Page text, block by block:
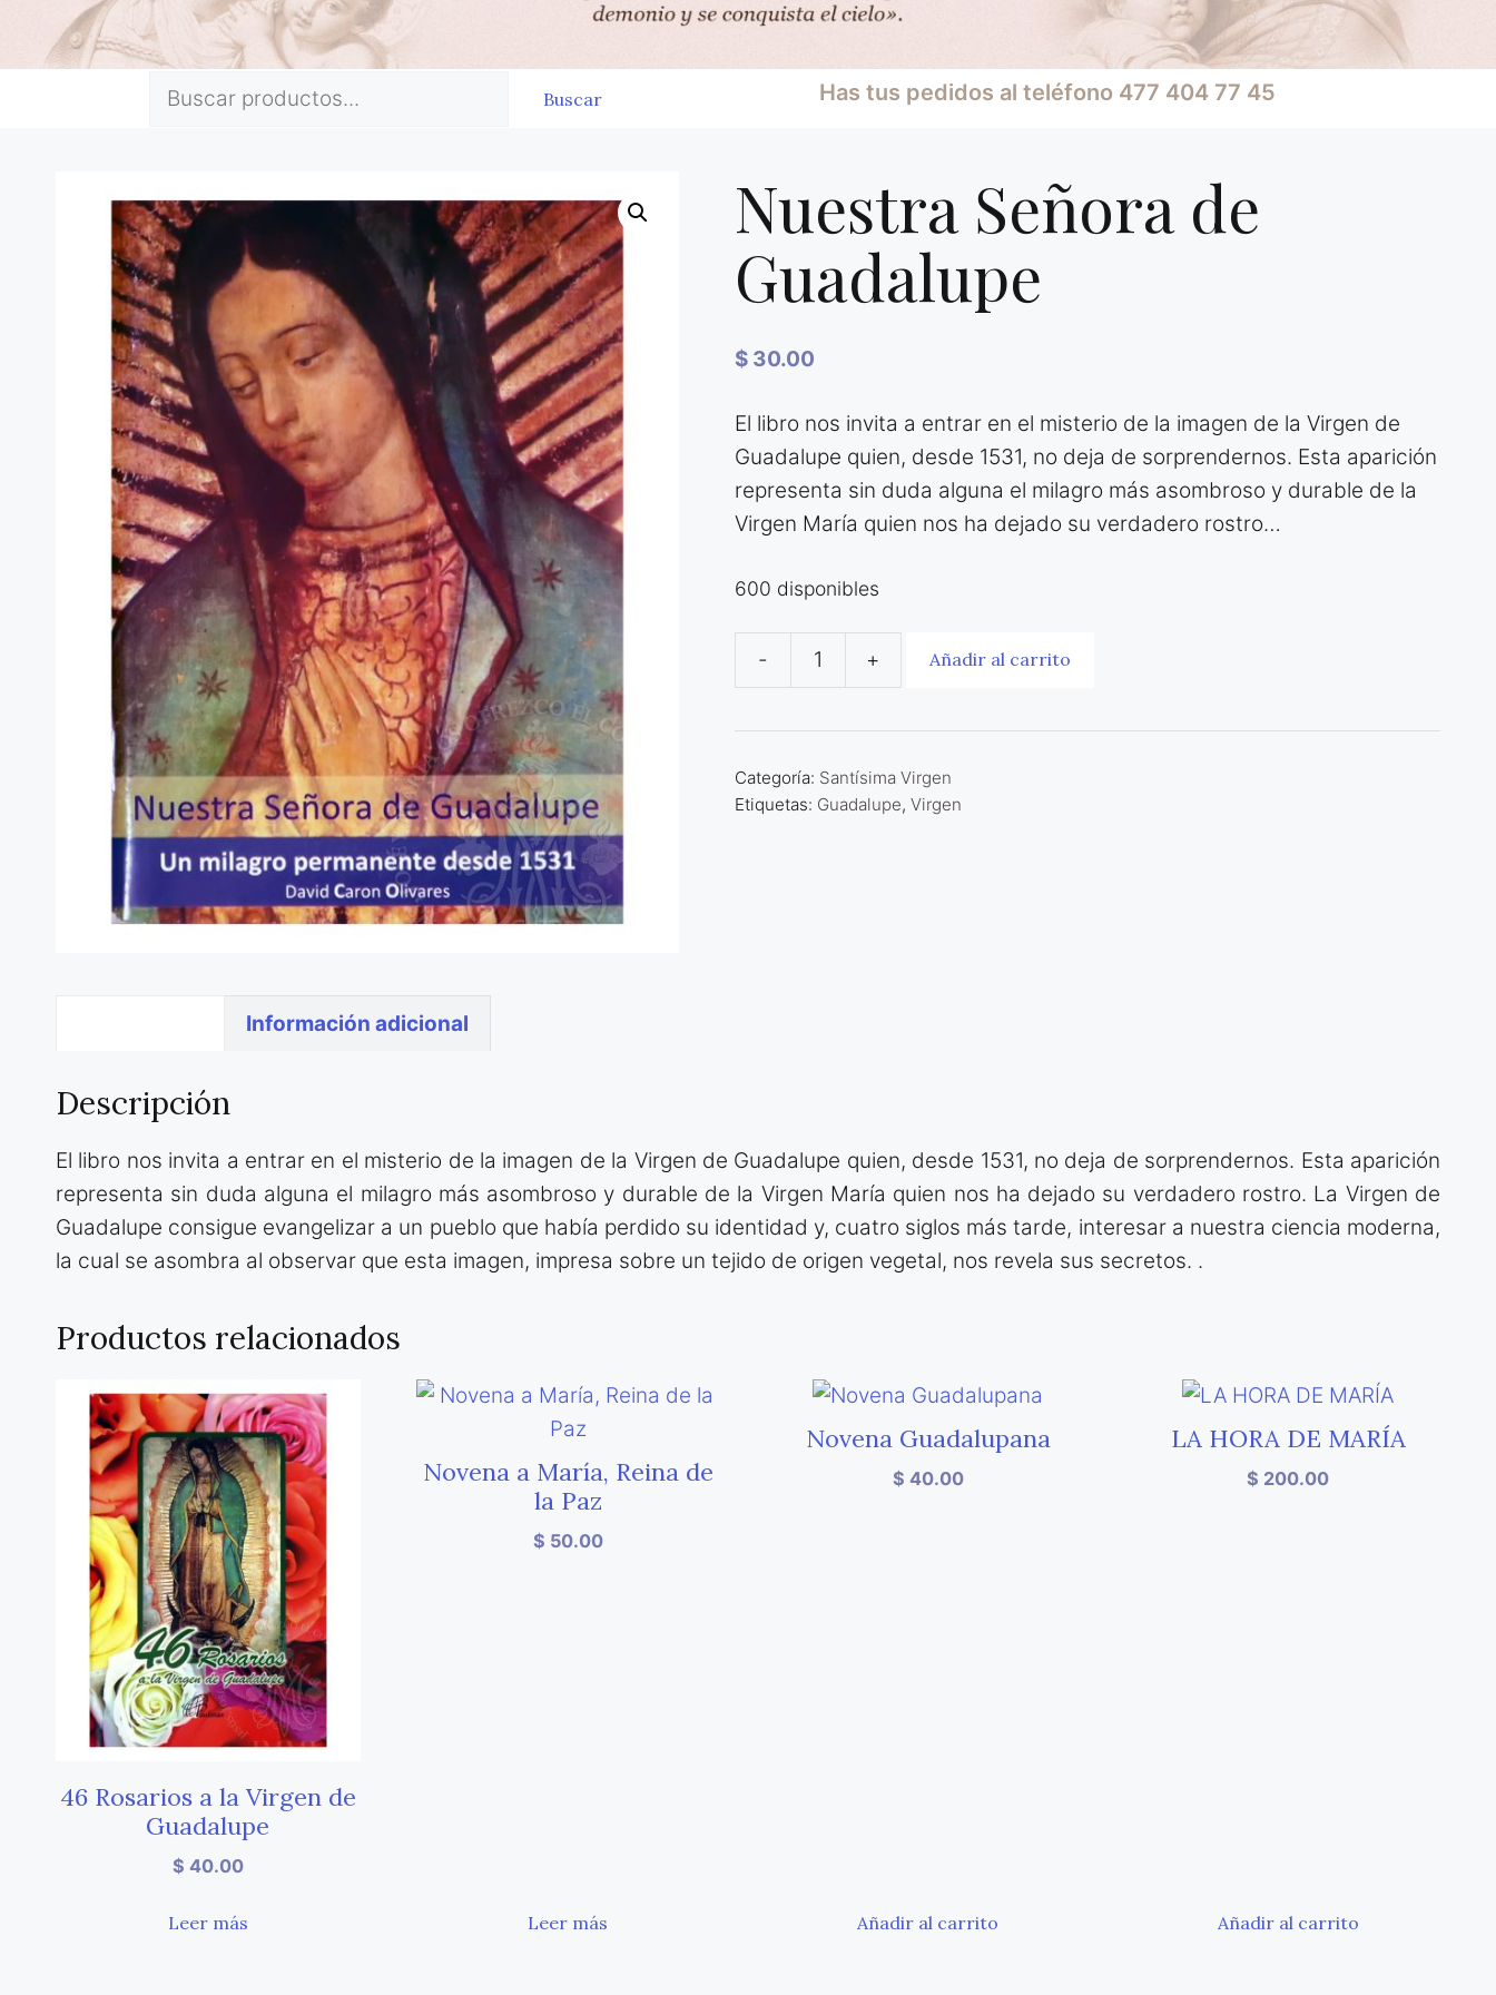
Buscar Buscar Has tus pedidos al teléfono 477 404 77 45
Nuestra Señora de
Guadalupe
$30.00
El libro nos invita a entrar en el misterio de la imagen de la Virgen de
Guadalupe quien, desde 1531, no deja de sorprendernos. Esta aparición
representa sin duda alguna el milagro más asombroso y durable de la
Virgen María quien nos ha dejado su verdadero rostro…
600 disponibles
-
Guadalupe
cantidad
+ Añadir al carrito
Categoría: Santísima Virgen
Etiquetas: Guadalupe, Virgen
Información adicional
Descripción
El libro nos invita a entrar en el misterio de la imagen de la Virgen de Guadalupe quien, desde 1531, no deja de sorprendernos. Esta aparición
representa sin duda alguna el milagro más asombroso y durable de la Virgen María quien nos ha dejado su verdadero rostro. La Virgen de
Guadalupe consigue evangelizar a un pueblo que había perdido su identidad y, cuatro siglos más tarde, interesar a nuestra ciencia moderna,
la cual se asombra al observar que esta imagen, impresa sobre un tejido de origen vegetal, nos revela sus secretos. .
Productos relacionados
46 Rosarios a la Virgen de
Guadalupe
$ 40.00
Leer más
Novena a María, Reina de
la Paz
$ 50.00
Leer más
Novena Guadalupana
$ 40.00
Añadir al carrito
LA HORA DE MARÍA
$ 200.00
Añadir al carrito